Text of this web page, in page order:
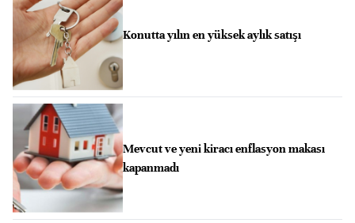
Konutta yılın en yüksek aylık satışı
Mevcut ve yeni kiracı enflasyon makası
kapanmadı